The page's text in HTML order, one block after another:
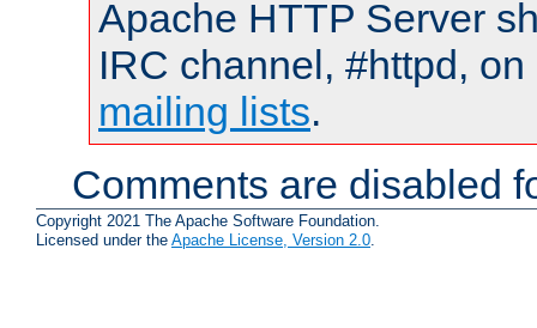
Apache HTTP Server
IRC channel, #httpd,
mailing lists.
Comments are disabled
Copyright 2021 The Apache Software Foundation.
Licensed under the Apache License, Version 2.0.